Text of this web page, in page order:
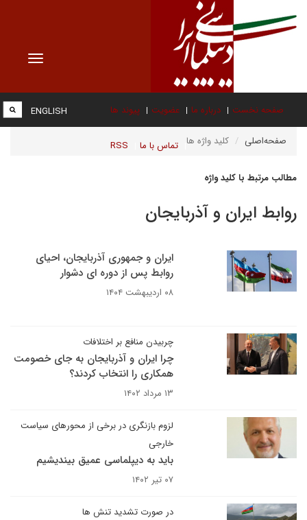
Toggle
صفحه نخست درباره ما عضویت پیوند ها
تماس با ما RSS
ENGLISH
صفحه‌اصلی کلید واژه ها
مطالب مرتبط با کلید واژه
روابط ایران و آذربایجان
ایران و جمهوری آذربایجان، احیای
روابط پس از دوره ای دشوار
۰۸ اردیبهشت ۱۴۰۴
چربیدن منافع بر اختلافات
چرا ایران و آذربایجان به جای خصومت
همکاری را انتخاب کردند؟
۱۳ مرداد ۱۴۰۲
لزوم بازنگری در برخی از محورهای سیاست
خارجی
باید به دیپلماسی عمیق بیندیشیم
۰۷ تیر ۱۴۰۲
در صورت تشدید تنش ها